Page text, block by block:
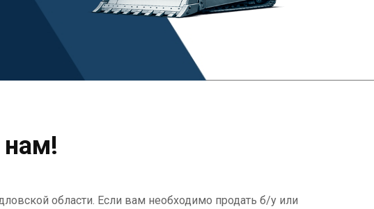
нам!
области. Если вам необходимо продать б/у или